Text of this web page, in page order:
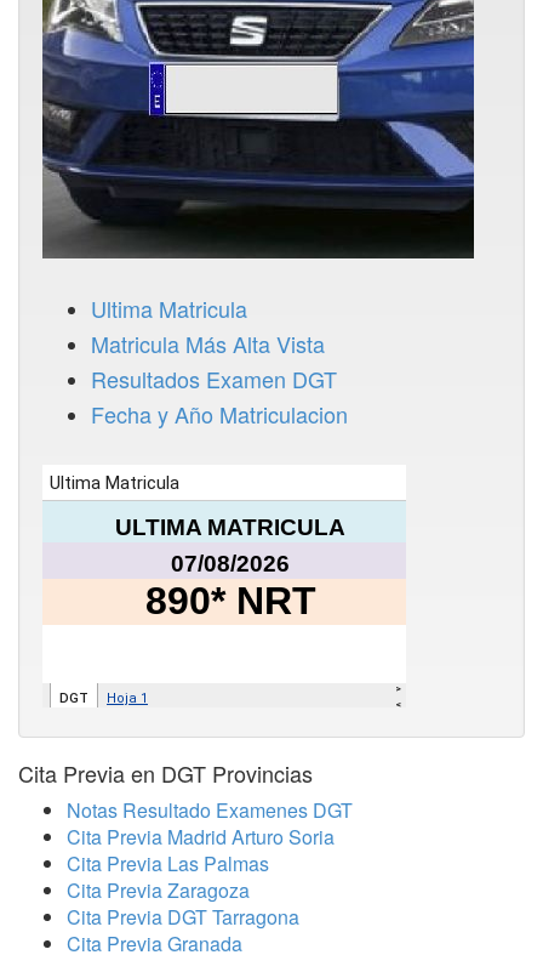
Ultima Matricula
Matricula Más Alta Vista
Resultados Examen DGT
Fecha y Año Matriculacion
Cita Previa en DGT Provincias
Notas Resultado Examenes DGT
Cita Previa Madrid Arturo Soria
Cita Previa Las Palmas
Cita Previa Zaragoza
Cita Previa DGT Tarragona
Cita Previa Granada